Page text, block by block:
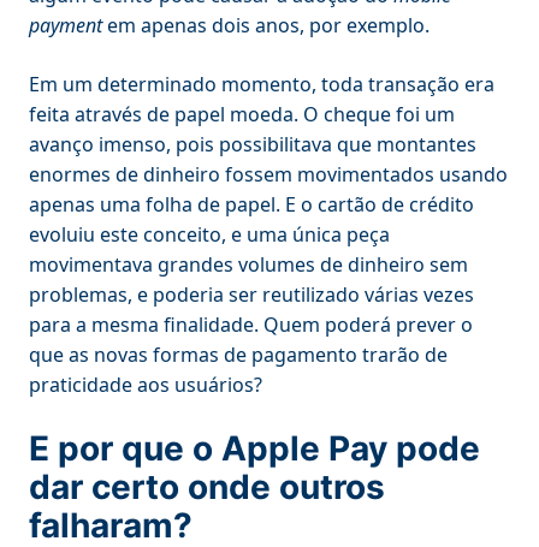
paymentem apenas dois anos, por exemplo.
Em um determinado momento, toda transação era
feita através de papel moeda. O cheque foi um
avanço imenso, pois possibilitava que montantes
enormes de dinheiro fossem movimentados usando
apenas uma folha de papel. E o cartão de crédito
evoluiu este conceito, e uma única peça
movimentava grandes volumes de dinheiro sem
problemas, e poderia ser reutilizado várias vezes
para a mesma finalidade. Quem poderá prever o
que as novas formas de pagamento trarão de
praticidade aos usuários?
E por que o Apple Pay pode
dar certo onde outros
falharam?